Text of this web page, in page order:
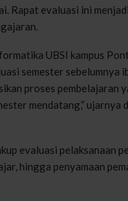
Rapat evaluasi ini
UBSI kampus
semester sebelumnya
proses pembelajaran
mendatang,” ujarnya
evaluasi pelaksanaan
hingga penyamaan